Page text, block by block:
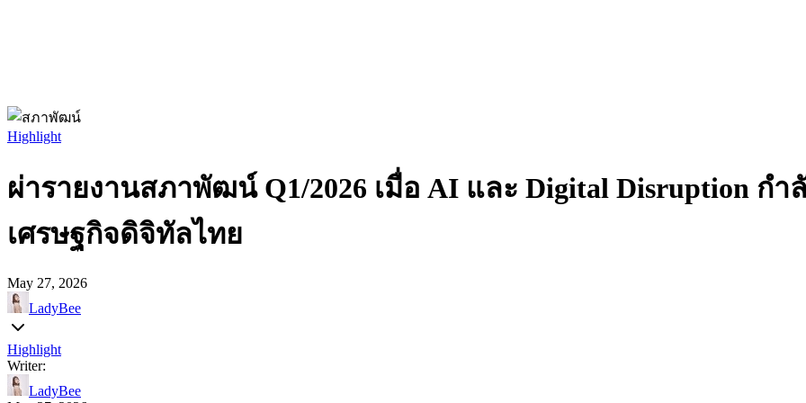
Highlight
ผ่ารายงานสภาพัฒน์ Q1/2026 เมื่อ AI และ Digital Disruption กำ
เศรษฐกิจดิจิทัลไทย
May 27, 2026
LadyBee
Highlight
Writer:
LadyBee